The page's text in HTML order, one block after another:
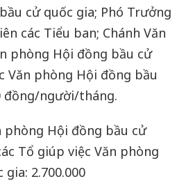
cử quốc gia; Phó Trưởng
các Tiểu ban; Chánh Văn
phòng Hội đồng bầu cử
Văn phòng Hội đồng bầu
đồng/người/tháng.
phòng Hội đồng bầu cử
Tổ giúp việc Văn phòng
2.700.000